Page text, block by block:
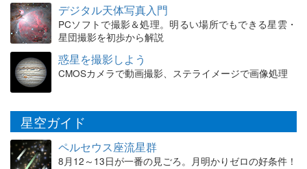
デジタル天体写真入門
PCソフトで撮影＆処理。明るい場所でもできる星雲・
星団撮影を初歩から解説
惑星を撮影しよう
CMOSカメラで動画撮影、ステライメージで画像処理
星空ガイド
ペルセウス座流星群
8月12～13日が一番の見ごろ。月明かりゼロの好条件！